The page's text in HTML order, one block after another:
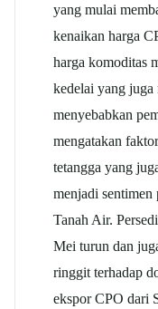
yang mulai
kenaikan harga
harga komoditas
kedelai yang
menyebabkan
mengatakan
tetangga yang
menjadi
Tanah Air.
Mei turun dan
ringgit terhadap
ekspor CPO dari